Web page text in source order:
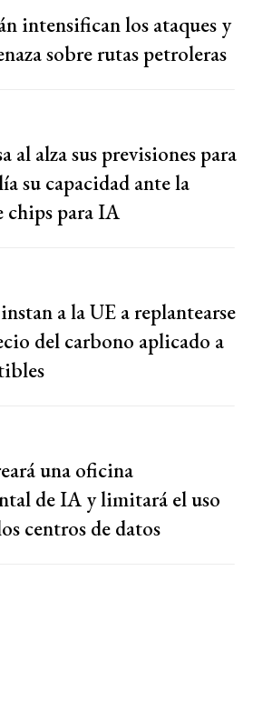
intensifican los ataques y
sobre rutas petroleras
al alza sus previsiones para
su capacidad ante la
chips para IA
a la UE a replantearse
del carbono aplicado a
una oficina
de IA y limitará el uso
centros de datos